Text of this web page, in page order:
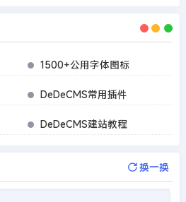
1500+公用字体图标
DeDeCMS常用插件
DeDeCMS建站教程
换一换